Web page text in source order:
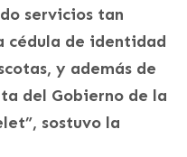
servicios tan
cédula de identidad
y además de
del Gobierno de la
sostuvo la